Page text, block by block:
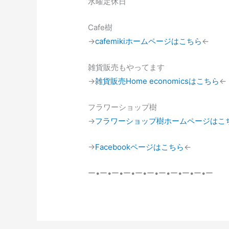
Cafe樹
→cafemikiホームページはこちら←
雑貨販売もやってます
→雑貨販売Home economicsはこちら←
フラワーショップ樹
→フラワーショップ樹ホームページはこ
→Facebookページはこちら←
ー•ー•ー•ー•ー•ー•ー•ー•ー•ー•ー